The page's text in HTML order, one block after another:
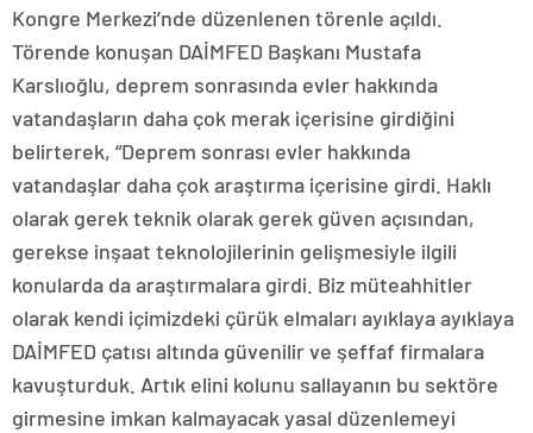
Kongre Merkezi’nde düzenlenen törenle açıldı.
Törende konuşan DAİMFED Başkanı Mustafa
Karslıoğlu, deprem sonrasında evler hakkında
vatandaşların daha çok merak içerisine girdiğini
belirterek, “Deprem sonrası evler hakkında
vatandaşlar daha çok araştırma içerisine girdi. Haklı
olarak gerek teknik olarak gerek güven açısından,
gerekse inşaat teknolojilerinin gelişmesiyle ilgili
konularda da araştırmalara girdi. Biz müteahhitler
olarak kendi içimizdeki çürük elmaları ayıklaya ayıklaya
DAİMFED çatısı altında güvenilir ve şeffaf firmalara
kavuşturduk. Artık elini kolunu sallayanın bu sektöre
girmesine imkan kalmayacak yasal düzenlemeyi